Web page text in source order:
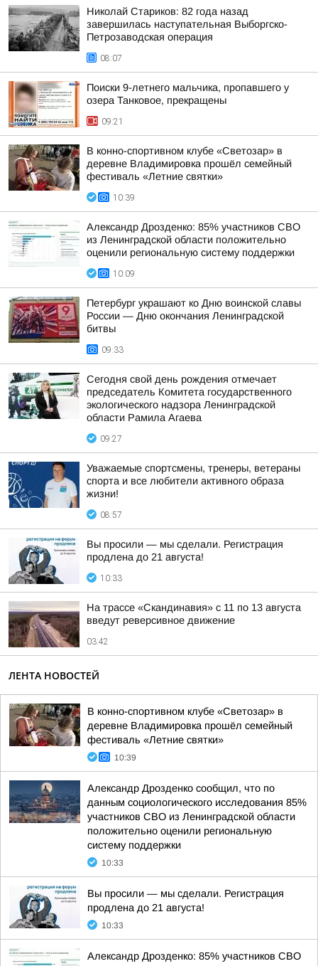
Николай Стариков: 82 года назад
завершилась наступательная Выборгско-
Петрозаводская операция
08:07
Поиски 9-летнего мальчика, пропавшего у
озера Танковое, прекращены
09:21
В конно-спортивном клубе «Светозар» в
деревне Владимировка прошёл семейный
фестиваль «Летние святки»
10:39
Александр Дрозденко: 85% участников СВО
из Ленинградской области положительно
оценили региональную систему поддержки
10:09
Петербург украшают ко Дню воинской славы
России — Дню окончания Ленинградской
битвы
09:33
Сегодня свой день рождения отмечает
председатель Комитета государственного
экологического надзора Ленинградской
области Рамила Агаева
09:27
Уважаемые спортсмены, тренеры, ветераны
спорта и все любители активного образа
жизни!
08:57
Вы просили — мы сделали. Регистрация
продлена до 21 августа!
10:33
На трассе «Скандинавия» с 11 по 13 августа
введут реверсивное движение
03:42
ЛЕНТА НОВОСТЕЙ
В конно-спортивном клубе «Светозар» в
деревне Владимировка прошёл семейный
фестиваль «Летние святки»
10:39
Александр Дрозденко сообщил, что по
данным социологического исследования 85%
участников СВО из Ленинградской области
положительно оценили региональную
систему поддержки
10:33
Вы просили — мы сделали. Регистрация
продлена до 21 августа!
10:33
Александр Дрозденко: 85% участников СВО